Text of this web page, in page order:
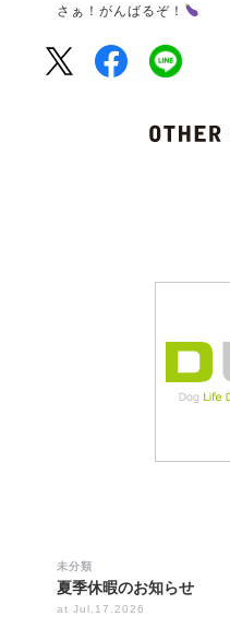
さぁ！がんばるぞ！
未分類
夏季休暇のお知らせ
at Jul.17.2026